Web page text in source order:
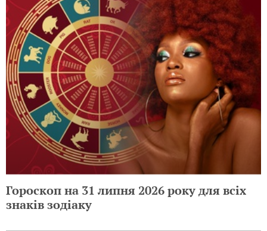
Гороскоп на 31 липня 2026 року для всіх
знаків зодіаку